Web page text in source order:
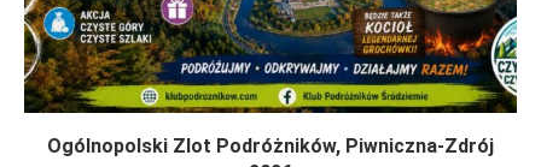
Ogólnopolski Zlot Podróżników, Piwniczna-Zdrój